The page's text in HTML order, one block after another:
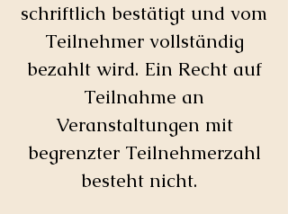
schriftlich bestätigt und vom
Teilnehmer vollständig
bezahlt wird. Ein Recht auf
Teilnahme an
Veranstaltungen mit
begrenzter Teilnehmerzahl
besteht nicht.